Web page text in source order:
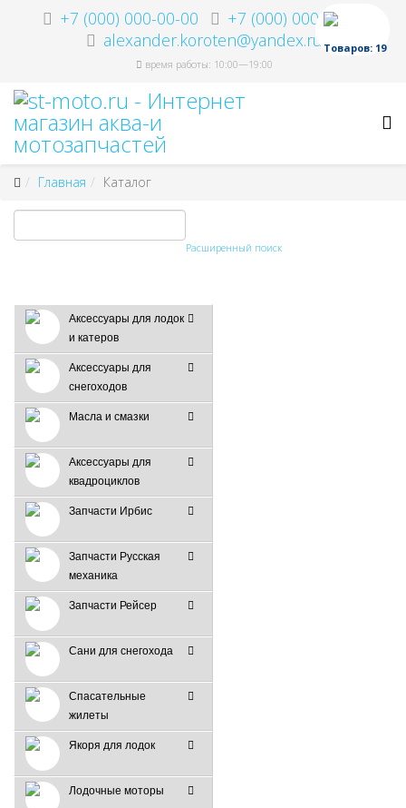
+7 (000) 000-00-00
+7 (000) 000-00-00
alexander.koroten@yandex.ru
время работы: 10:00—19:00
Товаров: 19
Главная Каталог
Расширенный поиск
Аксессуары для лодок
и катеров
Аксессуары для
снегоходов
Масла и смазки
Аксессуары для
квадроциклов
Запчасти Ирбис
Запчасти Русская
механика
Запчасти Рейсер
Сани для снегохода
Спасательные
жилеты
Якоря для лодок
Лодочные моторы